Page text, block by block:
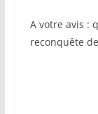
A votre avis :
reconquête